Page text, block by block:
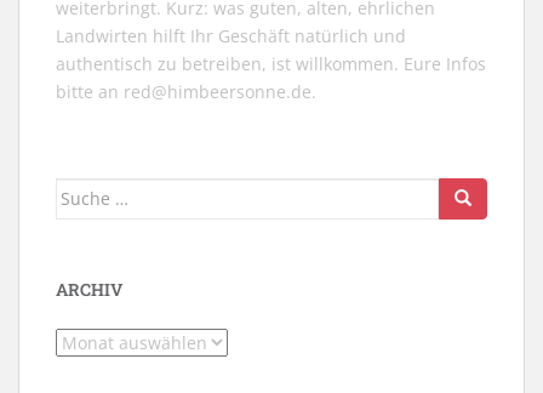
weiterbringt. Kurz: was guten, alten, ehrlichen
Landwirten hilft Ihr Geschäft natürlich und
authentisch zu betreiben, ist willkommen. Eure Infos
bitte an red@himbeersonne.de.
Suche
ARCHIV
Archiv